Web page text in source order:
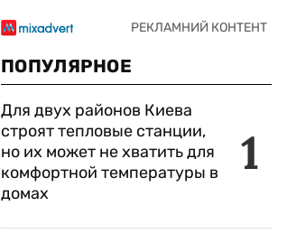
ПОПУЛЯРНОЕ
1
Для двух районов Киева
строят тепловые станции,
но их может не хватить для
комфортной температуры в
домах